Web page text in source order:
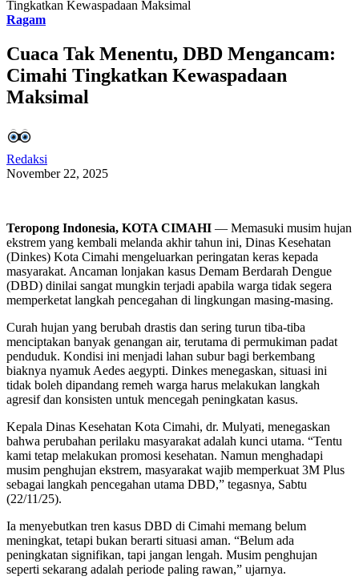
Tingkatkan Kewaspadaan Maksimal
Ragam
Cuaca Tak Menentu, DBD Mengancam:
Cimahi Tingkatkan Kewaspadaan
Maksimal
Redaksi
November 22, 2025
Teropong Indonesia, KOTA CIMAHI — Memasuki musim hujan
ekstrem yang kembali melanda akhir tahun ini, Dinas Kesehatan
(Dinkes) Kota Cimahi mengeluarkan peringatan keras kepada
masyarakat. Ancaman lonjakan kasus Demam Berdarah Dengue
(DBD) dinilai sangat mungkin terjadi apabila warga tidak segera
memperketat langkah pencegahan di lingkungan masing-masing.
Curah hujan yang berubah drastis dan sering turun tiba-tiba
menciptakan banyak genangan air, terutama di permukiman padat
penduduk. Kondisi ini menjadi lahan subur bagi berkembang
biaknya nyamuk Aedes aegypti. Dinkes menegaskan, situasi ini
tidak boleh dipandang remeh warga harus melakukan langkah
agresif dan konsisten untuk mencegah peningkatan kasus.
Kepala Dinas Kesehatan Kota Cimahi, dr. Mulyati, menegaskan
bahwa perubahan perilaku masyarakat adalah kunci utama. “Tentu
kami tetap melakukan promosi kesehatan. Namun menghadapi
musim penghujan ekstrem, masyarakat wajib memperkuat 3M Plus
sebagai langkah pencegahan utama DBD,” tegasnya, Sabtu
(22/11/25).
Ia menyebutkan tren kasus DBD di Cimahi memang belum
meningkat, tetapi bukan berarti situasi aman. “Belum ada
peningkatan signifikan, tapi jangan lengah. Musim penghujan
seperti sekarang adalah periode paling rawan,” ujarnya.